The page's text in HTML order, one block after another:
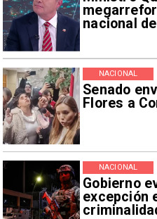
nacional
Senado
Flores a
NACIONAL
Gobierno
excepción
NACIONAL